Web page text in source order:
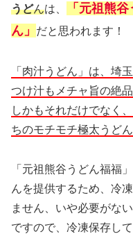
うどんは、 「元祖熊谷
ん」
だと思われます！
「肉汁うどん」は、埼
つけ汁もメチャ旨の絶品
しかもそれだけでなく
ちのモチモチ極太うどん
「元祖熊谷うどん福福
んを提供するため、冷
ません、いや必要がない
ですので、冷凍保存し